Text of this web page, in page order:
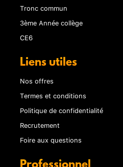
Tronc commun
3ème Année collège
CE6
Liens utiles
Nos offres
Termes et conditions
Politique de confidentialité
Recrutement
Foire aux questions